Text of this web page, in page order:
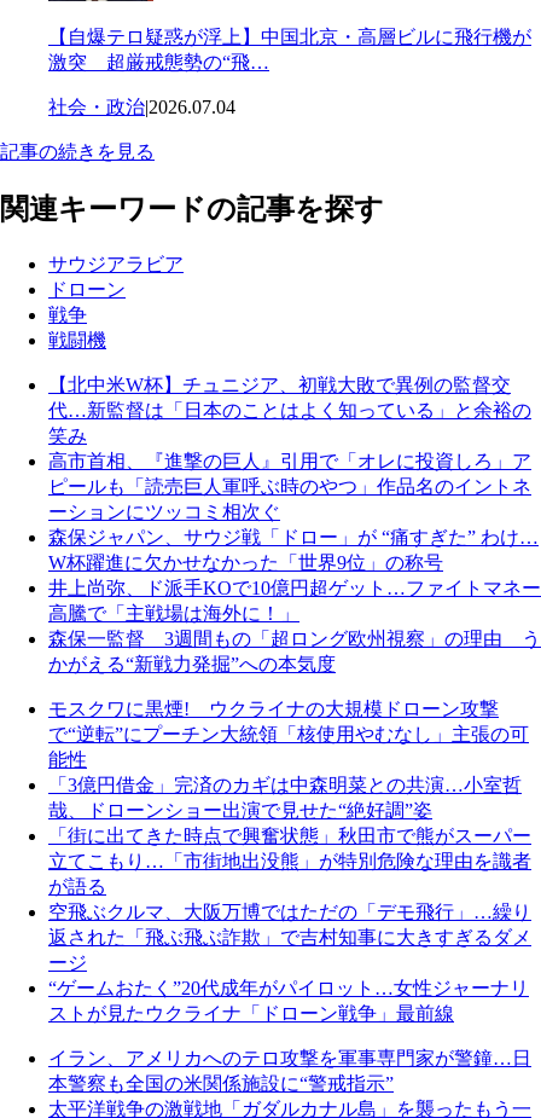
【自爆テロ疑惑が浮上】中国北京・高層ビルに飛行機が
激突 超厳戒態勢の“飛…
社会・政治|2026.07.04
記事の続きを見る
関連キーワードの記事を探す
サウジアラビア
ドローン
戦争
戦闘機
【北中米W杯】チュニジア、初戦大敗で異例の監督交
代…新監督は「日本のことはよく知っている」と余裕の
笑み
高市首相、『進撃の巨人』引用で「オレに投資しろ」ア
ピールも「読売巨人軍呼ぶ時のやつ」作品名のイントネ
ーションにツッコミ相次ぐ
森保ジャパン、サウジ戦「ドロー」が “痛すぎた” わけ…
W杯躍進に欠かせなかった「世界9位」の称号
井上尚弥、ド派手KOで10億円超ゲット…ファイトマネー
高騰で「主戦場は海外に！」
森保一監督 3週間もの「超ロング欧州視察」の理由 う
かがえる“新戦力発掘”への本気度
モスクワに黒煙! ウクライナの大規模ドローン攻撃
で“逆転”にプーチン大統領「核使用やむなし」主張の可
能性
「3億円借金」完済のカギは中森明菜との共演…小室哲
哉、ドローンショー出演で見せた“絶好調”姿
「街に出てきた時点で興奮状態」秋田市で熊がスーパー
立てこもり…「市街地出没熊」が特別危険な理由を識者
が語る
空飛ぶクルマ、大阪万博ではただの「デモ飛行」…繰り
返された「飛ぶ飛ぶ詐欺」で吉村知事に大きすぎるダメ
ージ
“ゲームおたく”20代成年がパイロット…女性ジャーナリ
ストが見たウクライナ「ドローン戦争」最前線
イラン、アメリカへのテロ攻撃を軍事専門家が警鐘…日
本警察も全国の米関係施設に“警戒指示”
太平洋戦争の激戦地「ガダルカナル島」を襲ったもう一